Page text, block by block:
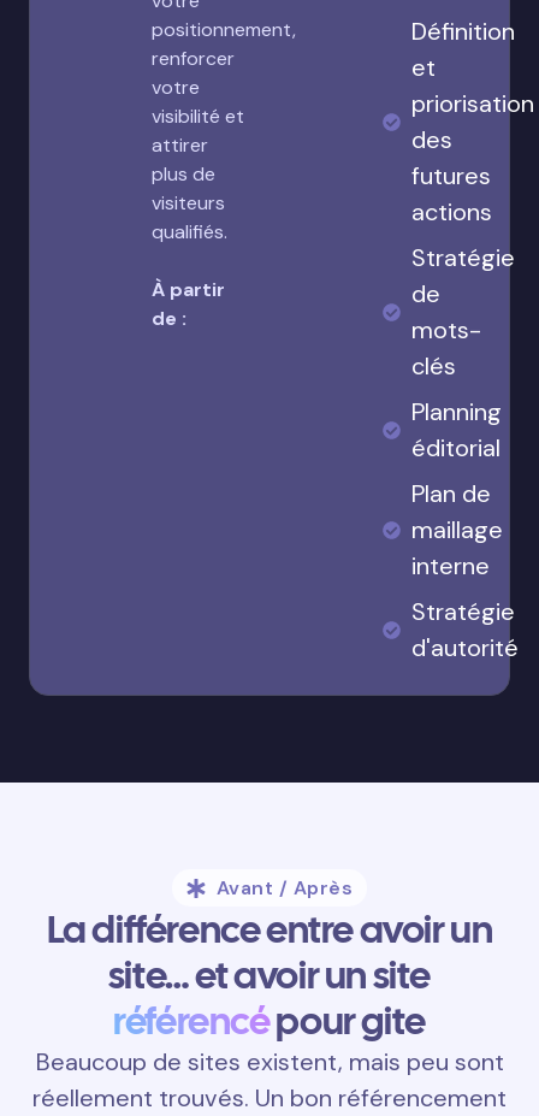
positionnement,
renforcer
votre
visibilité et
attirer
plus de
visiteurs
qualifiés.
À partir
de :
Définition
et
priorisation
des
futures
actions
Stratégie
de
mots-
clés
Planning
éditorial
Plan de
maillage
interne
Stratégie
d'autorité
Avant / Après
La différence entre avoir un
site… et avoir un site
référencépour gite
Beaucoup de sites existent, mais peu sont
réellement trouvés. Un bon référencement